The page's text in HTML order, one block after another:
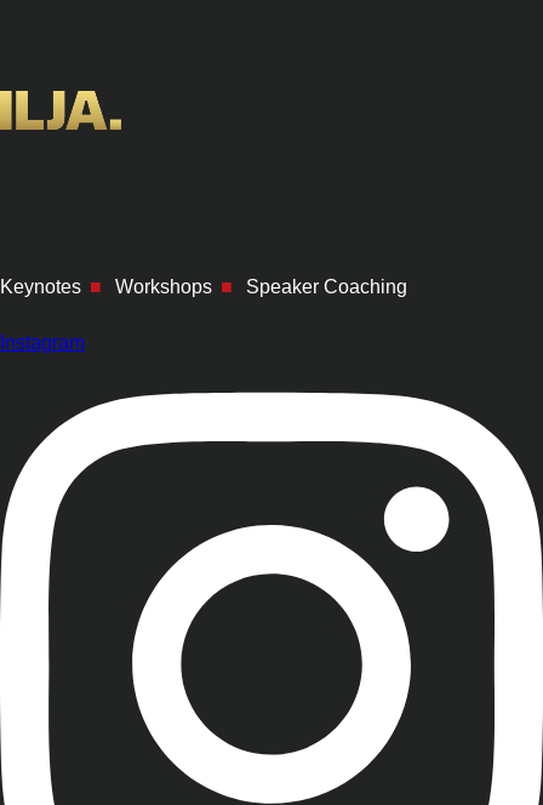
Keynotes ■ Workshops ■ Speaker Coaching
Instagram